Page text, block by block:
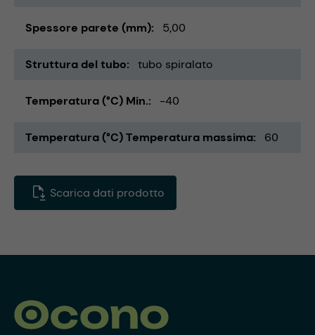
Spessore parete (mm) 5,00
Struttura del tubo tubo spiralato
Temperatura (°C) Min. -40
Temperatura (°C) Temperatura massima 60
Scarica dati prodotto